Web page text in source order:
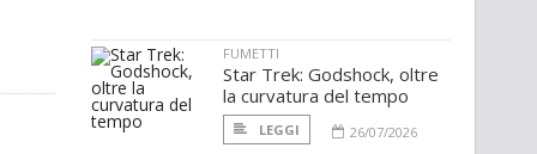
FUMETTI
Star Trek: Godshock, oltre
la curvatura del tempo
LEGGI 26/07/2026